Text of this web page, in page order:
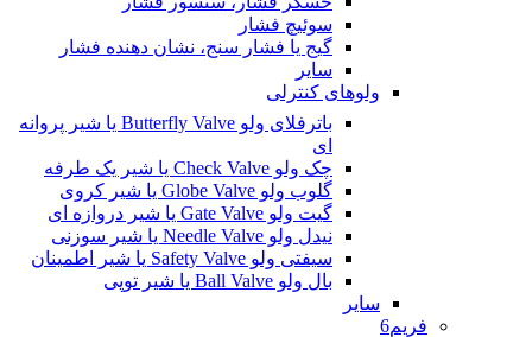
سوئیچ فشار
گیج یا فشار سنج، نشان دهنده فشار
سایر
ولوهای کنترلی
باترفلای ولو Butterfly Valve یا شیر پروانه
ای
چک ولو Check Valve یا شیر یک طرفه
گلوب ولو Globe Valve یا شیر کروی
گیت ولو Gate Valve یا شیر دروازه ای
نیدل ولو Needle Valve یا شیر سوزنی
سیفتی ولو Safety Valve یا شیر اطمینان
بال ولو Ball Valve یا شیر توپی
سایر
فریم6